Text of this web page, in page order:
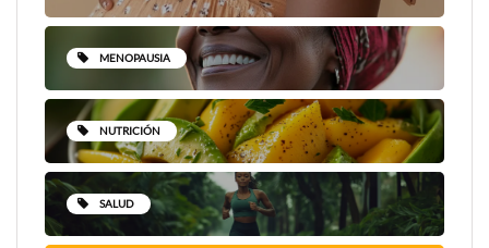
MENOPAUSIA
NUTRICIÓN
SALUD